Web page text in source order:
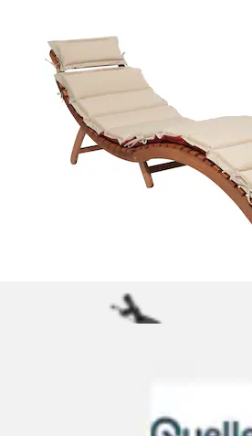
Ursprünglicher PreisUVP 101,99 €
95,01 €